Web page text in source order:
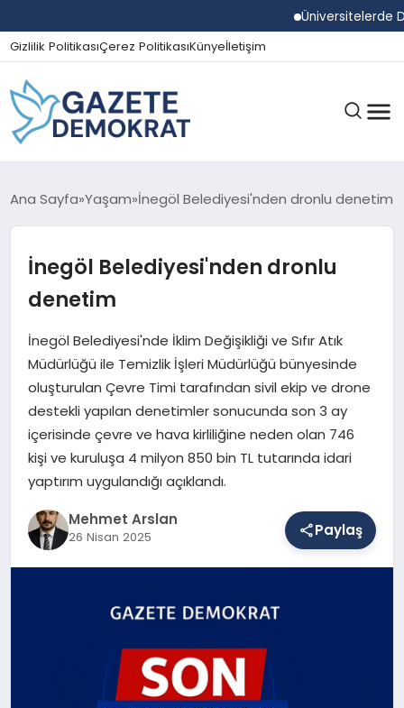
Üniversitelerde
Gizlilik PolitikasıÇerez PolitikasıKünyeİletişim
GÜNDEM
EKONOMI
MAGAZIN
SAĞLIK
EĞITIM
Ana Sayfa Yaşam İnegöl Belediyesi'nden dronlu denetim
İnegöl Belediyesi'nden dronlu
denetim
İnegöl Belediyesi'nde İklim Değişikliği ve Sıfır Atık
Müdürlüğü ile Temizlik İşleri Müdürlüğü bünyesinde
oluşturulan Çevre Timi tarafından sivil ekip ve drone
destekli yapılan denetimler sonucunda son 3 ay
içerisinde çevre ve hava kirliliğine neden olan 746
kişi ve kuruluşa 4 milyon 850 bin TL tutarında idari
yaptırım uygulandığı açıklandı.
Mehmet Arslan
26 Nisan 2025 Paylaş